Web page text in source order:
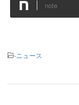
note
-ニュース